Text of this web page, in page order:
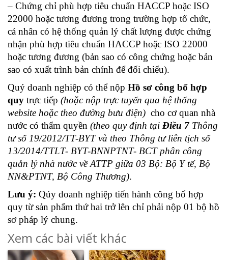
– Chứng chỉ phù hợp tiêu chuẩn HACCP hoặc ISO
22000 hoặc tương đương trong trường hợp tổ chức,
cá nhân có hệ thống quản lý chất lượng được chứng
nhận phù hợp tiêu chuẩn HACCP hoặc ISO 22000
hoặc tương đương (bản sao có công chứng hoặc bản
sao có xuất trình bản chính để đối chiếu).
Quý doanh nghiệp có thể nộp Hồ sơ công bố hợp
quy trực tiếp (hoặc nộp trực tuyến qua hệ thống
website hoặc theo đường bưu điện) cho cơ quan nhà
nước có thẩm quyền (theo quy định tại Điều 7 Thông
tư số 19/2012/TT-BYTvà theo Thông tư liên tịch số
13/2014/TTLT- BYT-BNNPTNT- BCT phân công
quản lý nhà nước về ATTP giữa 03 Bộ: Bộ Y tế, Bộ
NN&PTNT, Bộ Công Thương).
Lưu ý: Qúy doanh nghiệp tiến hành công bố hợp
quy từ sản phẩm thứ hai trở lên chỉ phải nộp 01 bộ hồ
sơ pháp lý chung.
Xem các bài viết khác